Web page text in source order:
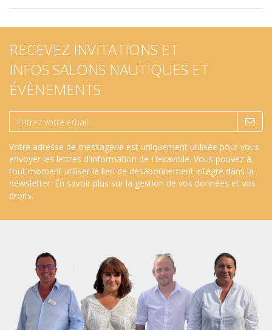
RECEVEZ INVITATIONS ET
INFOS SALONS NAUTIQUES ET
ÉVÈNEMENTS
Votre adresse de messagerie est uniquement utilisée pour vous
envoyer les lettres d'information de Hexavoile. Vous pouvez à
tout moment utiliser le lien de désabonnement intégré dans la
newsletter. En savoir plus sur la gestion de vos données et vos
droits.